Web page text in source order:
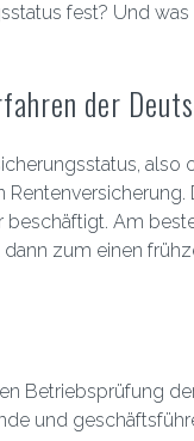
fest? Und
der
Am
zum einen
Betriebsprüfung
und